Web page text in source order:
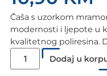
Čaša s uzorkom
modernosti i ljepote u
kvalitetnog poliresina.
Dodaj u